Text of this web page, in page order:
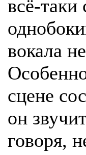
всё-таки
вокала
сцене
он
говоря,